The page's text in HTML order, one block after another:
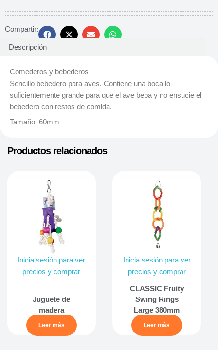
Compartir:
Descripción
Comederos y bebederos
Sencillo bebedero para aves. Contiene una boca lo
suficientemente grande para que el ave beba y no ensucie el
bebedero con restos de comida.
Tamaño: 60mm
Productos relacionados
Inicia sesión para ver
precios y comprar
Juguete de
madera
Leer más
Inicia sesión para ver
precios y comprar
CLASSIC Fruity
Swing Rings
Large 380mm
Leer más